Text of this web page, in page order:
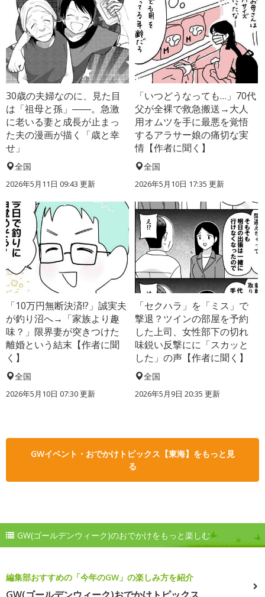
30歳の夫婦なのに、見た目
は「祖母と孫」――。急激
に老いる妻と成長が止まっ
た夫の漫画が描く「歳と幸
せ」
全国
2026年5月11日 09:43 更新
「いつどうなっても…」70代
父が全裸で救急搬送→大人
用オムツを手に最悪を覚悟
するアラサー娘の痛切な実
情【作者に聞く】
全国
2026年5月10日 17:35 更新
「10万円無断決済!?」誠実夫
が釣り沼へ→「家族より趣
味？」限界妻が突きつけた
離婚という結末【作者に聞
く】
全国
2026年5月10日 07:30 更新
「セクハラ」を「ミス」で
撃退？ツインの部屋を予約
した上司、女性部下の切れ
味鋭い反撃にに「スカッと
した」の声【作者に聞く】
全国
2026年5月9日 20:35 更新
GWイベント・おでかけトピックス【東海】をもっと見
る
GW(ゴールデンウィーク)のおでかけをもっと楽しむ
編集部おすすめの「今年のGW」の楽しみ方を紹介